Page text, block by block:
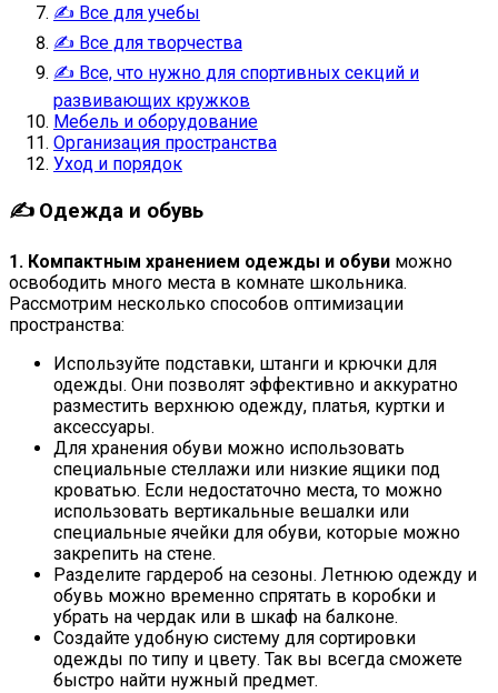
✍ Все для учебы
✍ Все для творчества
✍ Все, что нужно для спортивных секций и
развивающих кружков
Мебель и оборудование
Организация пространства
Уход и порядок
✍ Одежда и обувь
1. Компактным хранением одежды и обуви можно
освободить много места в комнате школьника.
Рассмотрим несколько способов оптимизации
пространства:
Используйте подставки, штанги и крючки для
одежды. Они позволят эффективно и аккуратно
разместить верхнюю одежду, платья, куртки и
аксессуары.
Для хранения обуви можно использовать
специальные стеллажи или низкие ящики под
кроватью. Если недостаточно места, то можно
использовать вертикальные вешалки или
специальные ячейки для обуви, которые можно
закрепить на стене.
Разделите гардероб на сезоны. Летнюю одежду и
обувь можно временно спрятать в коробки и
убрать на чердак или в шкаф на балконе.
Создайте удобную систему для сортировки
одежды по типу и цвету. Так вы всегда сможете
быстро найти нужный предмет.